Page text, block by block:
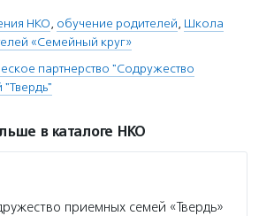
НКО, обучение родителей, Школа
«Семейный круг»
партнерство "Содружество
в каталоге НКО
приемных семей «Твердь»